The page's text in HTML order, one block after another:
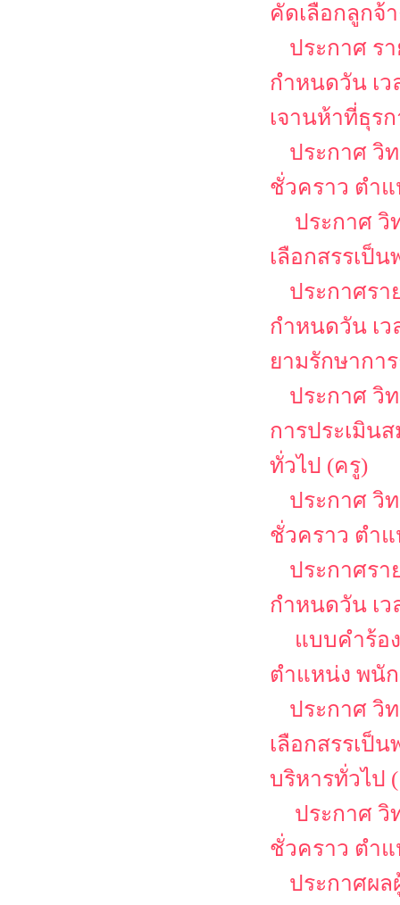
คัดเลือกลูกจ้
ประกาศ ร
กำหนดวัน เ
เจานห้าที่ธุร
ประกาศ วิ
ชั่วคราว ตำ
ประกาศ วิ
เลือกสรรเป็
ประกาศรา
กำหนดวัน เ
ยามรักษากา
ประกาศ วิ
การประเมิน
ทั่วไป (ครู)
ประกาศ วิ
ชั่วคราว ตำ
ประกาศรา
กำหนดวัน เว
แบบคำร้อ
ตำแหน่ง พนั
ประกาศ วิ
เลือกสรรเป็
บริหารทั่วไป
ประกาศ วิ
ชั่วคราว ตำแ
ประกาศผ